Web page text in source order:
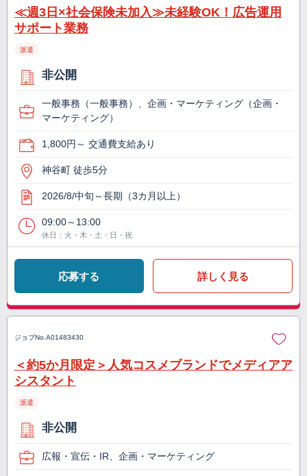
≪週3日×社会保険未加入≫未経験OK！広告運用
サポート業務
派遣
非公開
一般事務（一般事務）、企画・マーケティング（企画・
マーケティング）
1,800円～ 交通費支給あり
神谷町 徒歩5分
2026/8/中旬～長期（3カ月以上）
09:00～13:00
休日：火・木・土・日・祝
応募する 詳しく見る
ジョブNo. A01483430
＜約5か月限定＞人気コスメブランドでメディアア
シスタント
派遣
非公開
広報・宣伝・IR、企画・マーケティング